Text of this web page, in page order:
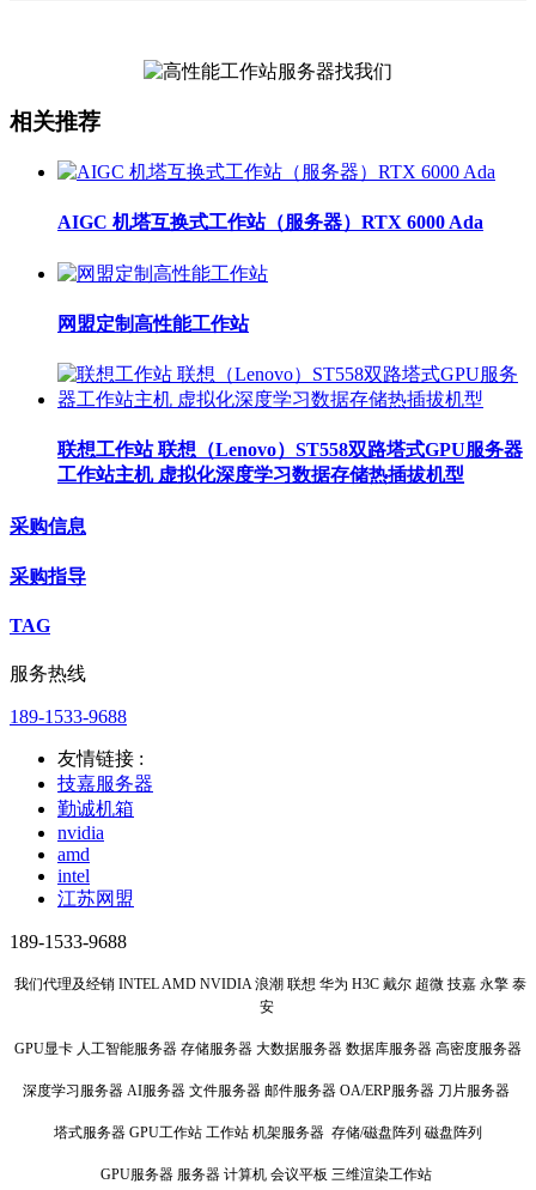
相关推荐
AIGC 机塔互换式工作站（服务器）RTX 6000 Ada
网盟定制高性能工作站
联想工作站 联想（Lenovo）ST558双路塔式GPU服务器
工作站主机 虚拟化深度学习数据存储热插拔机型
采购信息
采购指导
TAG
服务热线
189-1533-9688
友情链接 :
技嘉服务器
勤诚机箱
nvidia
amd
intel
江苏网盟
189-1533-9688
我们代理及经销 INTEL AMD NVIDIA 浪潮 联想 华为 H3C 戴尔 超微 技嘉 永擎 泰
安
GPU显卡 人工智能服务器 存储服务器 大数据服务器 数据库服务器 高密度服务器
深度学习服务器 AI服务器 文件服务器 邮件服务器 OA/ERP服务器 刀片服务器
塔式服务器 GPU工作站 工作站 机架服务器 存储/磁盘阵列 磁盘阵列
GPU服务器 服务器 计算机 会议平板 三维渲染工作站